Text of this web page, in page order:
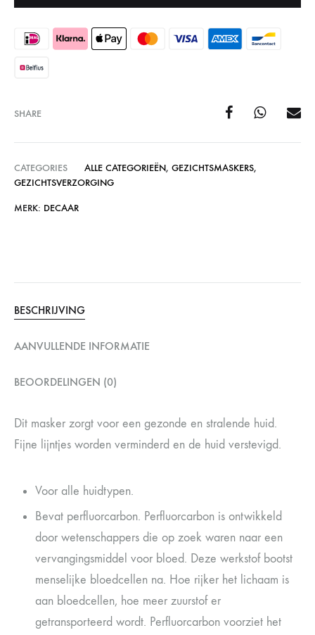
SHARE
CATEGORIES ALLE CATEGORIEËN, GEZICHTSMASKERS,
GEZICHTSVERZORGING
MERK: DECAAR
BESCHRIJVING
AANVULLENDE INFORMATIE
BEOORDELINGEN (0)
Dit masker zorgt voor een gezonde en stralende huid.
Fijne lijntjes worden verminderd en de huid verstevigd.
Voor alle huidtypen.
Bevat perfluorcarbon. Perfluorcarbon is ontwikkeld
door wetenschappers die op zoek waren naar een
vervangingsmiddel voor bloed. Deze werkstof bootst
menselijke bloedcellen na. Hoe rijker het lichaam is
aan bloedcellen, hoe meer zuurstof er
getransporteerd wordt. Perfluorcarbon voorziet het